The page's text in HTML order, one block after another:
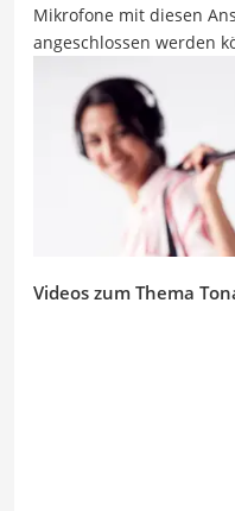
Mikrofone mit diesen
angeschlossen werden
Videos zum Thema